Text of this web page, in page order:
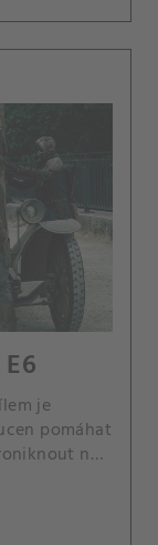
je
pomáhat
na
stále
vážným